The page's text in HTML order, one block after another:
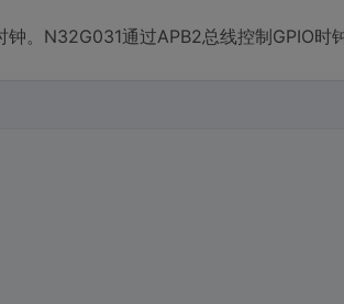
。N32G031通过APB2总线控制GPIO时